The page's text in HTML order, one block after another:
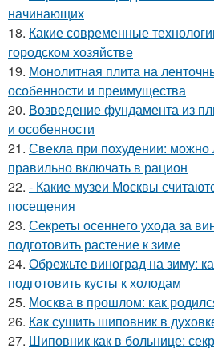
начинающих
18. Какие современные
городском хозяйстве
19. Монолитная плита на
особенности и преимущества
20. Возведение фундамента из
и особенности
21. Свекла при похудении: можно
правильно включать в рацион
22. - Какие музеи Москвы
посещения
23. Секреты осеннего ухода за
подготовить растение к зиме
24. Обрежьте виноград на зиму:
подготовить кусты к холодам
25. Москва в прошлом: как
26. Как сушить шиповник в
27. Шиповник как в больнице: